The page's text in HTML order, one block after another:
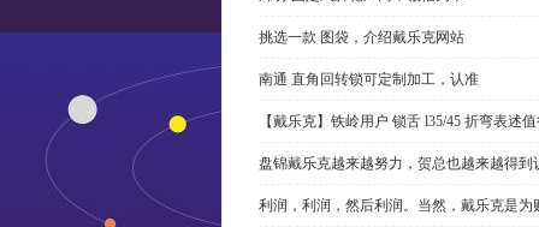
挑选一款 图袋，介绍戴乐克网站
南通 直角回转锁可定制加工，认准
【戴乐克】铁岭用户 锁舌 l35/45 折弯表述
盘锦戴乐克越来越努力，贺总也越来越得到
利润，利润，然后利润。当然，戴乐克是为